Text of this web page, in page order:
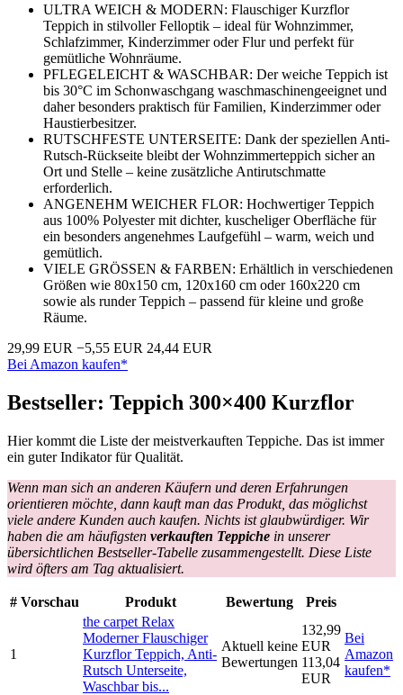
ULTRA WEICH & MODERN: Flauschiger Kurzflor
Teppich in stilvoller Felloptik – ideal für Wohnzimmer,
Schlafzimmer, Kinderzimmer oder Flur und perfekt für
gemütliche Wohnräume.
PFLEGELEICHT & WASCHBAR: Der weiche Teppich ist
bis 30°C im Schonwaschgang waschmaschinengeeignet und
daher besonders praktisch für Familien, Kinderzimmer oder
Haustierbesitzer.
RUTSCHFESTE UNTERSEITE: Dank der speziellen Anti-
Rutsch-Rückseite bleibt der Wohnzimmerteppich sicher an
Ort und Stelle – keine zusätzliche Antirutschmatte
erforderlich.
ANGENEHM WEICHER FLOR: Hochwertiger Teppich
aus 100% Polyester mit dichter, kuscheliger Oberfläche für
ein besonders angenehmes Laufgefühl – warm, weich und
gemütlich.
VIELE GRÖSSEN & FARBEN: Erhältlich in verschiedenen
Größen wie 80x150 cm, 120x160 cm oder 160x220 cm
sowie als runder Teppich – passend für kleine und große
Räume.
29,99 EUR −5,55 EUR 24,44 EUR
Bei Amazon kaufen*
Bestseller: Teppich 300×400 Kurzflor
Hier kommt die Liste der meistverkauften Teppiche. Das ist immer
ein guter Indikator für Qualität.
Wenn man sich an anderen Käufern und deren Erfahrungen
orientieren möchte, dann kauft man das Produkt, das möglichst
viele andere Kunden auch kaufen. Nichts ist glaubwürdiger. Wir
haben die am häufigsten verkauften Teppiche in unserer
übersichtlichen Bestseller-Tabelle zusammengestellt. Diese Liste
wird öfters am Tag aktualisiert.
# Vorschau Produkt Bewertung Preis
1
the carpet Relax
Moderner Flauschiger
Kurzflor Teppich, Anti-
Rutsch Unterseite,
Waschbar bis...
Aktuell keine
Bewertungen
132,99
EUR
113,04
EUR
Bei
Amazon
kaufen*